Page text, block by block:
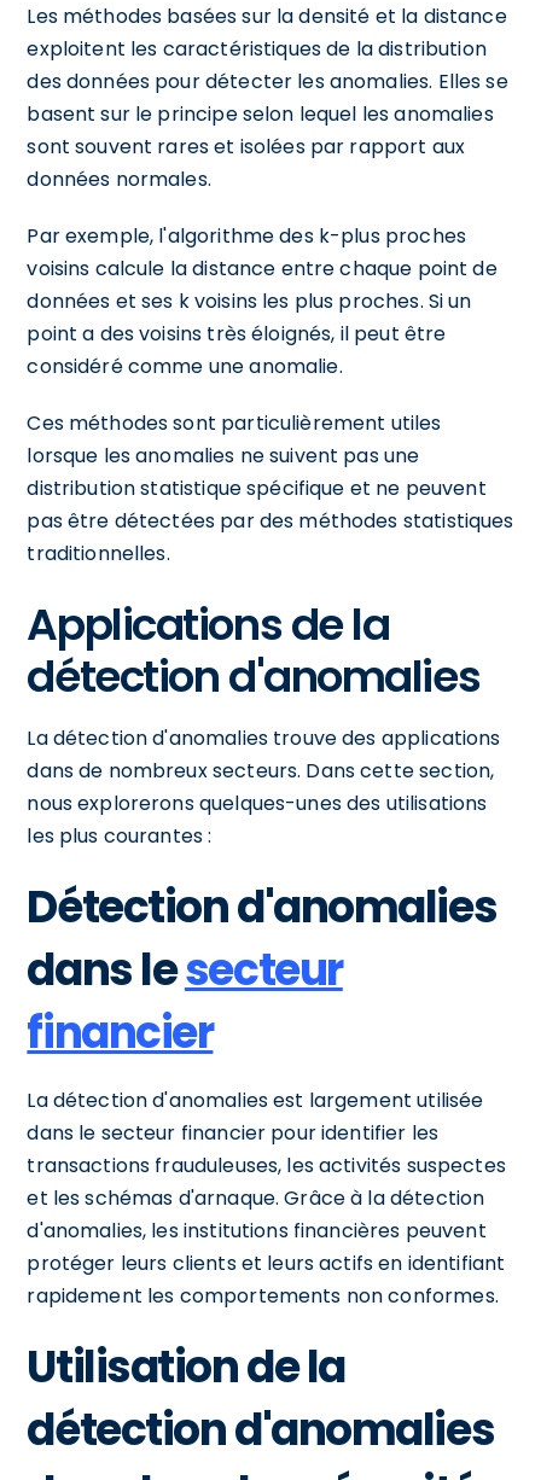
Les méthodes basées sur la densité et la distance
exploitent les caractéristiques de la distribution
des données pour détecter les anomalies. Elles se
basent sur le principe selon lequel les anomalies
sont souvent rares et isolées par rapport aux
données normales.
Par exemple, l'algorithme des k-plus proches
voisins calcule la distance entre chaque point de
données et ses k voisins les plus proches. Si un
point a des voisins très éloignés, il peut être
considéré comme une anomalie.
Ces méthodes sont particulièrement utiles
lorsque les anomalies ne suivent pas une
distribution statistique spécifique et ne peuvent
pas être détectées par des méthodes statistiques
traditionnelles.
Applications de la
détection d'anomalies
La détection d'anomalies trouve des applications
dans de nombreux secteurs. Dans cette section,
nous explorerons quelques-unes des utilisations
les plus courantes :
Détection d'anomalies
dans lesecteur
financier
La détection d'anomalies est largement utilisée
dans le secteur financier pour identifier les
transactions frauduleuses, les activités suspectes
et les schémas d'arnaque. Grâce à la détection
d'anomalies, les institutions financières peuvent
protéger leurs clients et leurs actifs en identifiant
rapidement les comportements non conformes.
Utilisation de la
détection d'anomalies